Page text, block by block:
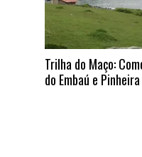
Trilha do Maço:
do Embaú e